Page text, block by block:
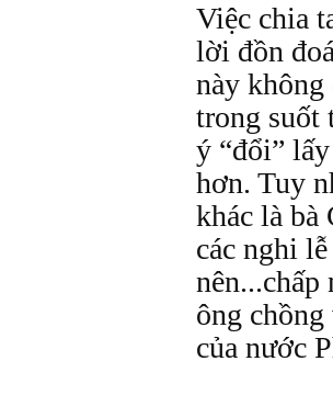
Việc chia
lời đồn
này không
trong suốt
ý “đổi”
hơn. Tuy
khác là bà
các nghi
ông
của nước